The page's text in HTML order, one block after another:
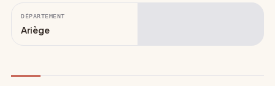
DÉPARTEMENT
Ariège